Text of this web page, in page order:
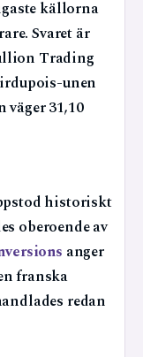
källorna
Svaret är
Trading
unen
väger 31,10
historiskt
oberoende av
anger
franska
redan